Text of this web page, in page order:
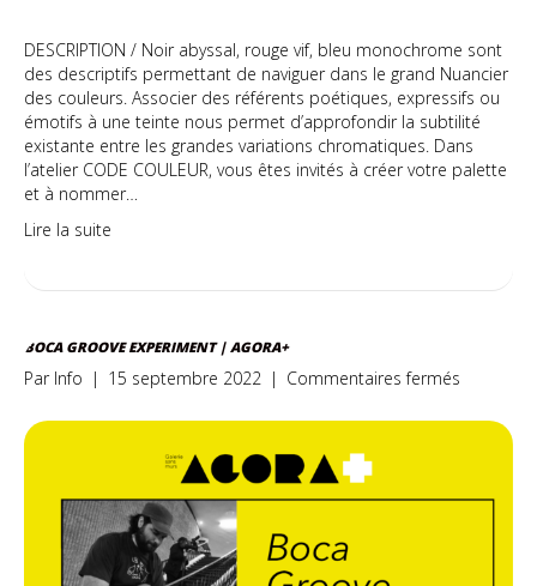
DESCRIPTION / Noir abyssal, rouge vif, bleu monochrome sont
des descriptifs permettant de naviguer dans le grand Nuancier
des couleurs. Associer des référents poétiques, expressifs ou
émotifs à une teinte nous permet d’approfondir la subtilité
existante entre les grandes variations chromatiques. Dans
l’atelier CODE COULEUR, vous êtes invités à créer votre palette
et à nommer…
Lire la suite
BOCA GROOVE EXPERIMENT | AGORA+
Par Info | 15 septembre 2022 | Commentaires fermés
Groove
AGORA+